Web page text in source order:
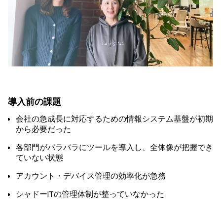
導入前の課題
会社の急成長に対応するための情報システム基盤が初期
から必要だった
各部門がバラバラにツールを導入し、全体像が把握でき
ていない状態
アカウント・デバイス管理の効率化が急務
シャドーITの管理体制が整っていなかった